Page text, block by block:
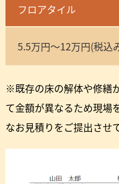
フロアタイル
5.5万円～12万円(税込
※既存の床の解体や修繕
て金額が異なるため現場
なお見積りをご提出させ